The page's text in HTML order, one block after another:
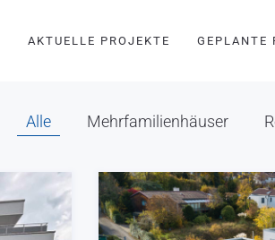
AKTUELLE PROJEKTE GEPLANTE
Alle Mehrfamilienhäuser